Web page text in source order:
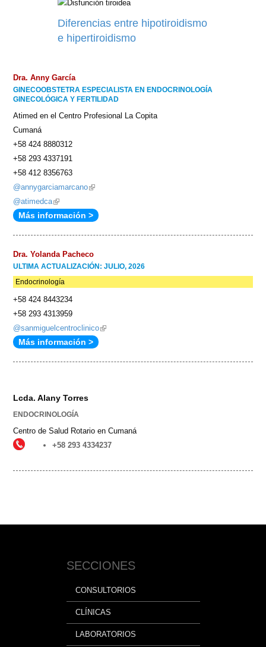
Diferencias entre hipotiroidismo
e hipertiroidismo
Dra. Anny García
GINECOOBSTETRA ESPECIALISTA EN ENDOCRINOLOGÍA
GINECOLÓGICA Y FERTILIDAD
Atimed en el Centro Profesional La Copita
Cumaná
+58 424 8880312
+58 293 4337191
+58 412 8356763
@annygarciamarcano(link
external)
@atimedca(link
is
Más información >
Dra. Yolanda Pacheco
ULTIMA ACTUALIZACIÓN: JULIO, 2026
Endocrinología
+58 424 8443234
+58 293 4313959
@sanmiguelcentroclinico(link
Más información >
Lcda. Alany Torres
ENDOCRINOLOGÍA
Centro de Salud Rotario en Cumaná
+58 293 4334237
SECCIONES
CONSULTORIOS
CLÍNICAS
LABORATORIOS